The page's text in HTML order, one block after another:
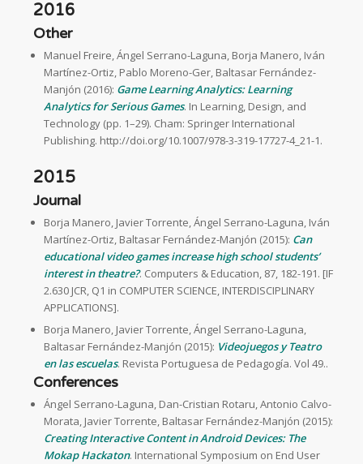
2016
Other
Manuel Freire, Ángel Serrano-Laguna, Borja Manero, Iván
Martínez-Ortiz, Pablo Moreno-Ger, Baltasar Fernández-
Manjón (2016): Game Learning Analytics: Learning
Analytics for Serious Games. In Learning, Design, and
Technology (pp. 1–29). Cham: Springer International
Publishing. http://doi.org/10.1007/978-3-319-17727-4_21-1.
2015
Journal
Borja Manero, Javier Torrente, Ángel Serrano-Laguna, Iván
Martínez-Ortiz, Baltasar Fernández-Manjón (2015): Can
educational video games increase high school students’
interest in theatre?. Computers & Education, 87, 182-191. [IF
2.630 JCR, Q1 in COMPUTER SCIENCE, INTERDISCIPLINARY
APPLICATIONS].
Borja Manero, Javier Torrente, Ángel Serrano-Laguna,
Baltasar Fernández-Manjón (2015): Videojuegos y Teatro
en las escuelas. Revista Portuguesa de Pedagogía. Vol 49..
Conferences
Ángel Serrano-Laguna, Dan-Cristian Rotaru, Antonio Calvo-
Morata, Javier Torrente, Baltasar Fernández-Manjón (2015):
Creating Interactive Content in Android Devices: The
Mokap Hackaton. International Symposium on End User